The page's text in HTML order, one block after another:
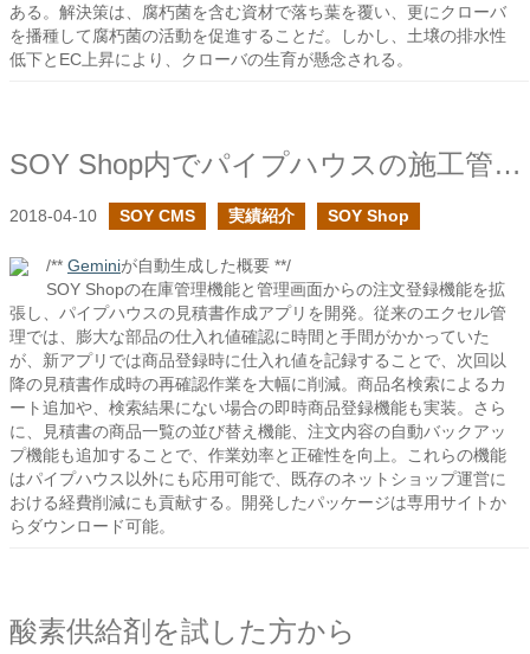
ある。解決策は、腐朽菌を含む資材で落ち葉を覆い、更にクローバ
を播種して腐朽菌の活動を促進することだ。しかし、土壌の排水性
低下とEC上昇により、クローバの生育が懸念される。
SOY Shop内でパイプハウスの施工管理アプリを開発しました
2018-04-10 SOY CMS 実績紹介 SOY Shop
/** Geminiが自動生成した概要 **/
SOY Shopの在庫管理機能と管理画面からの注文登録機能を拡
張し、パイプハウスの見積書作成アプリを開発。従来のエクセル管
理では、膨大な部品の仕入れ値確認に時間と手間がかかっていた
が、新アプリでは商品登録時に仕入れ値を記録することで、次回以
降の見積書作成時の再確認作業を大幅に削減。商品名検索によるカ
ート追加や、検索結果にない場合の即時商品登録機能も実装。さら
に、見積書の商品一覧の並び替え機能、注文内容の自動バックアッ
プ機能も追加することで、作業効率と正確性を向上。これらの機能
はパイプハウス以外にも応用可能で、既存のネットショップ運営に
おける経費削減にも貢献する。開発したパッケージは専用サイトか
らダウンロード可能。
酸素供給剤を試した方から